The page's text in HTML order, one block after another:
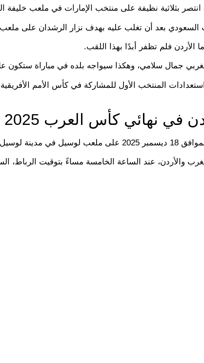
انتصر بثلاثية نظيفة على منتخب الإمارات في ملعب خليفة
السعودي بعد أن تغلب عليه بهدف نزار الرشدان على ملعب
جمال سلامي، وهكذا سيواجه بلده في مباراة ستكون
في نهائي كأس العرب 2025
والأردن، عند الساعة الخامسة مساءً بتوقيت الرباط،